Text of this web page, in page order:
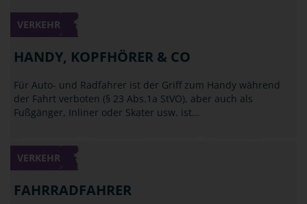
VERKEHR
HANDY, KOPFHÖRER & CO
Für Auto- und Radfahrer ist der Griff zum Handy während
der Fahrt verboten (§ 23 Abs.1a StVO), aber auch als
Fußgänger, Inliner oder Skater usw. ist…
VERKEHR
FAHRRADFAHRER